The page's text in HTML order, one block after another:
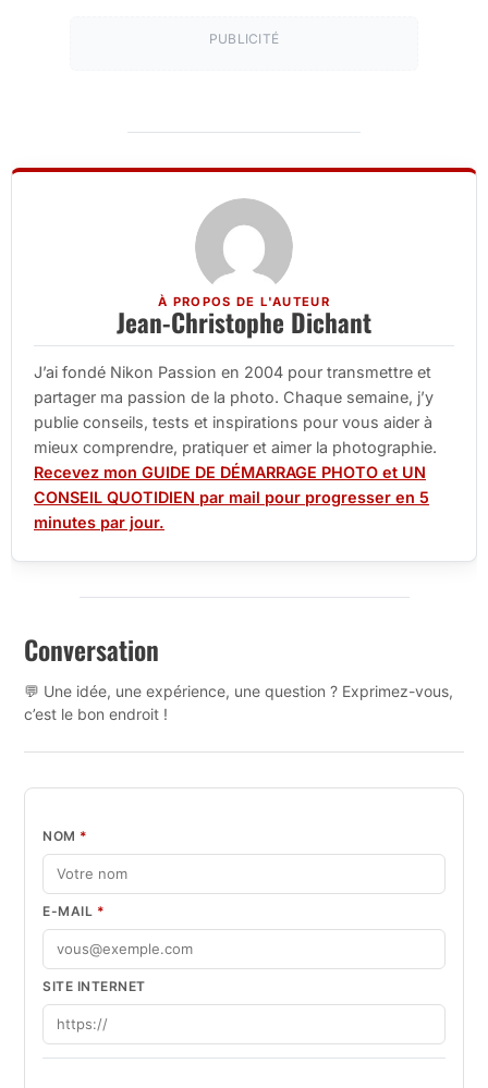
PUBLICITÉ
À PROPOS DE L'AUTEUR
Jean-Christophe Dichant
J’ai fondé Nikon Passion en 2004 pour transmettre et
partager ma passion de la photo. Chaque semaine, j’y
publie conseils, tests et inspirations pour vous aider à
mieux comprendre, pratiquer et aimer la photographie.
Recevez mon GUIDE DE DÉMARRAGE PHOTO et UN
CONSEIL QUOTIDIEN par mail pour progresser en 5
minutes par jour.
Conversation
💬 Une idée, une expérience, une question ? Exprimez-vous,
c’est le bon endroit !
NOM *
E-MAIL *
SITE INTERNET